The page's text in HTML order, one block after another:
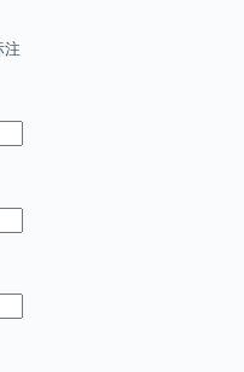
注